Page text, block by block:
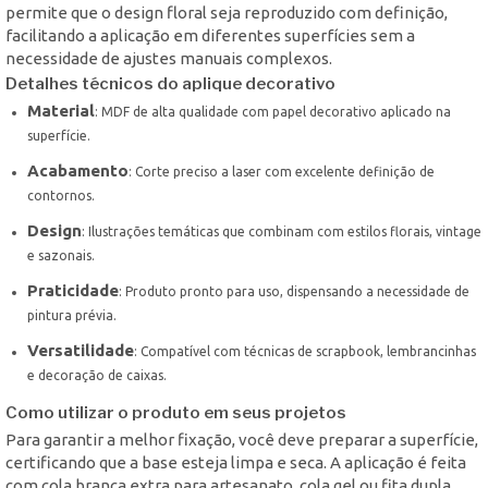
permite que o design floral seja reproduzido com definição,
facilitando a aplicação em diferentes superfícies sem a
necessidade de ajustes manuais complexos.
Detalhes técnicos do aplique decorativo
Material: MDF de alta qualidade com papel decorativo aplicado na
superfície.
Acabamento: Corte preciso a laser com excelente definição de
contornos.
Design: Ilustrações temáticas que combinam com estilos florais, vintage
e sazonais.
Praticidade: Produto pronto para uso, dispensando a necessidade de
pintura prévia.
Versatilidade: Compatível com técnicas de scrapbook, lembrancinhas
e decoração de caixas.
Como utilizar o produto em seus projetos
Para garantir a melhor fixação, você deve preparar a superfície,
certificando que a base esteja limpa e seca. A aplicação é feita